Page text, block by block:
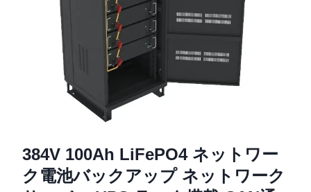
384V 100Ah LiFePO4 ネットワー
ク電池バックアップ ネットワーク